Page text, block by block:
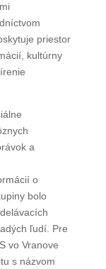
priestor
kultúrny
a
o
bolo
ľudí. Pre
vo Vranove
s názvom